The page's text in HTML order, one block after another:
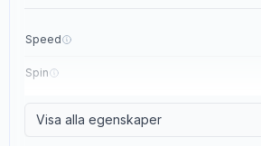
Speed
Spin
Visa alla egenskaper